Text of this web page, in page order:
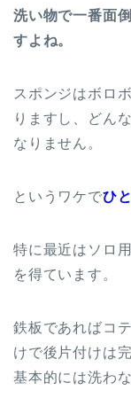
洗い物で一番面
すよね。
スポンジはボロ
りますし、どん
なりません。
というワケでひ
特に最近はソロ
を得ています。
鉄板であればコ
けで後片付けは
基本的には洗わ